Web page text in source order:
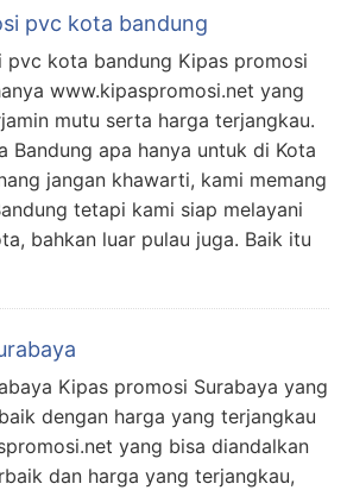
pvc kota bandung
pvc kota bandung Kipas promosi
www.kipaspromosi.net yang
mutu serta harga terjangkau.
Bandung apa hanya untuk di Kota
jangan khawarti, kami memang
tetapi kami siap melayani
bahkan luar pulau juga. Baik itu
Kipas promosi Surabaya yang
dengan harga yang terjangkau
yang bisa diandalkan
dan harga yang terjangkau,